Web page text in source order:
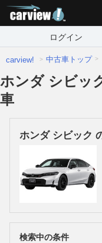
ログイン
carview! 中古車トップ
ホンダ シビッ
車
ホンダ シビック
検索中の条件